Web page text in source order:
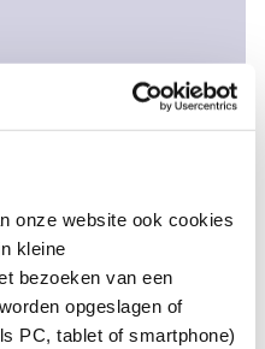
onze website ook cookies
kleine
bezoeken van een
opgeslagen of
PC, tablet of smartphone)